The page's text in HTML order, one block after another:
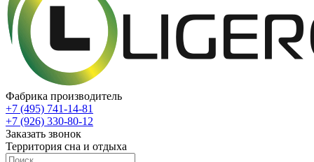
Фабрика производитель
+7 (495) 741-14-81
+7 (926) 330-80-12
Заказать звонок
Территория сна и отдыха